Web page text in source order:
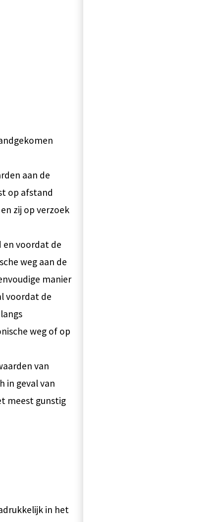
aan de
op afstand
zij op verzoek
en voordat de
weg aan de
manier
voordat de
weg of op
van
in geval van
meest gunstig
in het